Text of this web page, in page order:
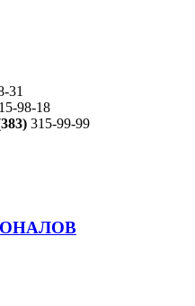
31
98-18
315-99-99